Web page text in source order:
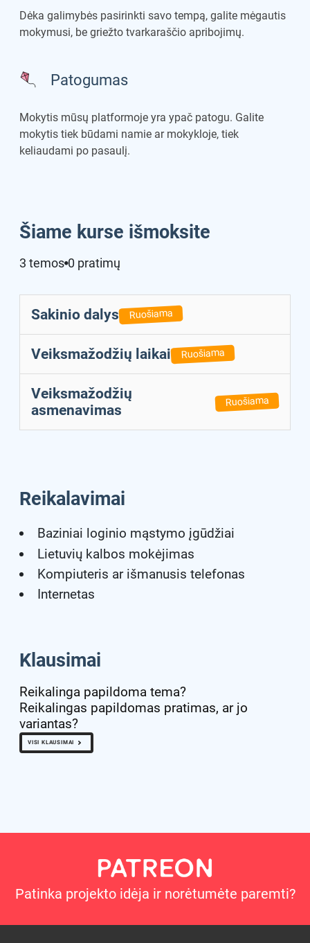
Dėka galimybės pasirinkti savo tempą, galite mėgautis
mokymusi, be griežto tvarkaraščio apribojimų.
Patogumas
Mokytis mūsų platformoje yra ypač patogu. Galite
mokytis tiek būdami namie ar mokykloje, tiek
keliaudami po pasaulį.
Šiame kurse išmoksite
3 temos 0 pratimų
Sakinio dalys Ruošiama
Veiksmažodžių laikai Ruošiama
Veiksmažodžių
asmenavimas
Ruošiama
Reikalavimai
Baziniai loginio mąstymo įgūdžiai
Lietuvių kalbos mokėjimas
Kompiuteris ar išmanusis telefonas
Internetas
Klausimai
Reikalinga papildoma tema?
Reikalingas papildomas pratimas, ar jo
variantas?
VISI KLAUSIMAI
Patinka projekto idėja ir norėtumėte paremti?